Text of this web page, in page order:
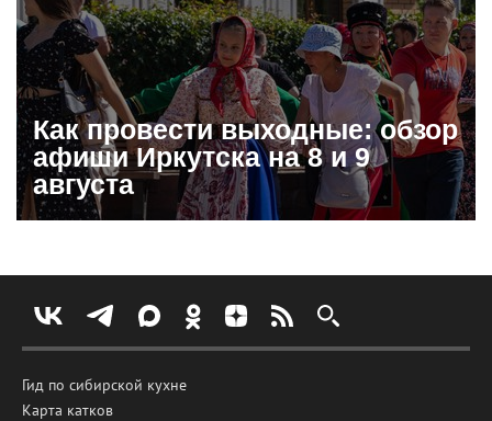
Как провести выходные: обзор
афиши Иркутска на 8 и 9
августа
Гид по сибирской кухне
Карта катков